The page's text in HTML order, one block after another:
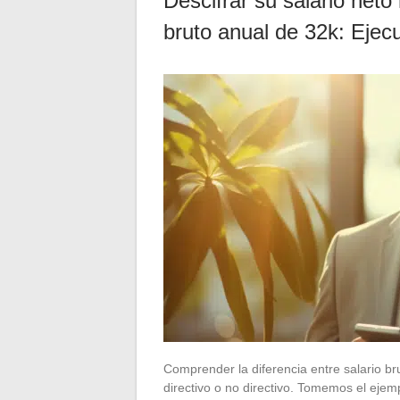
bruto anual de 32k:
Comprender la diferencia entre salario
directivo o no directivo. Tomemos el